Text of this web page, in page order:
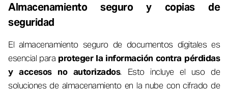
Almacenamiento seguro y copias de
seguridad
El almacenamiento seguro de documentos digitales es
esencial para proteger la información contra pérdidas
y accesos no autorizados. Esto incluye el uso de
soluciones de almacenamiento en la nube con cifrado de